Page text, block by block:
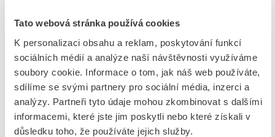
Tato webová stránka používá cookies
K personalizaci obsahu a reklam, poskytování funkcí
sociálních médií a analýze naší návštěvnosti využíváme
soubory cookie. Informace o tom, jak náš web používáte,
sdílíme se svými partnery pro sociální média, inzerci a
analýzy. Partneři tyto údaje mohou zkombinovat s dalšími
informacemi, které jste jim poskytli nebo které získali v
důsledku toho, že používáte jejich služby.
EAN
4016705117321
Značka
PROTEC.CLASS
Cena s DPH 485,55 Kč/ks
do košíku